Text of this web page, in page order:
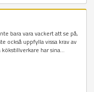
bara vara vackert att se på,
också uppfylla vissa krav av
har sina...